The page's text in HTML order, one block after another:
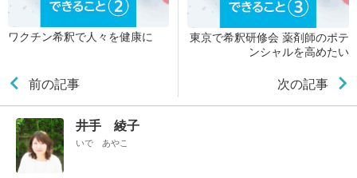
ワクチン希釈で人々を健康に
前の記事
東京で希釈研修会 薬剤師のポテ
ンシャルを高めたい
次の記事
井手 綾子
いで あやこ